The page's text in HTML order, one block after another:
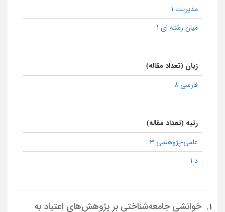
مدیریت 1
میان رشته ای 1
زبان (تعداد مقاله)
فارسی 8
رتبه (تعداد مقاله)
علمی-پژوهشی 3
د 1
1.
خوانشی جامعه‌شناختی بر پژوهش‌های اعتیاد به